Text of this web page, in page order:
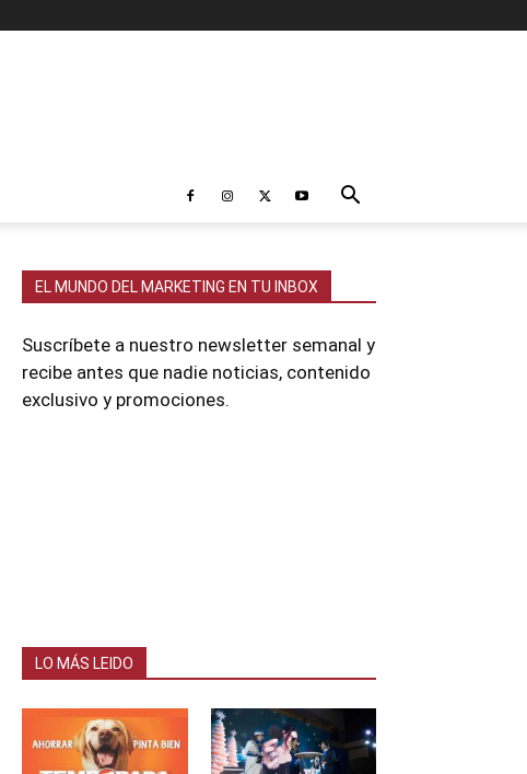
EL MUNDO DEL MARKETING EN TU INBOX
Suscríbete a nuestro newsletter semanal y
recibe antes que nadie noticias, contenido
exclusivo y promociones.
LO MÁS LEIDO